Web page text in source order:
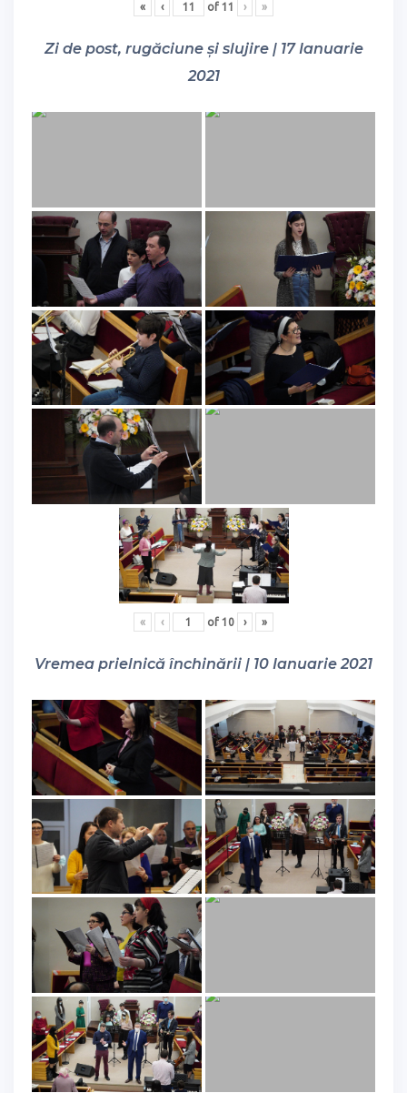
« ‹ of 11 › »
Zi de post, rugăciune și slujire | 17 Ianuarie
2021
« ‹ of 10 › »
Vremea prielnică închinării | 10 Ianuarie 2021